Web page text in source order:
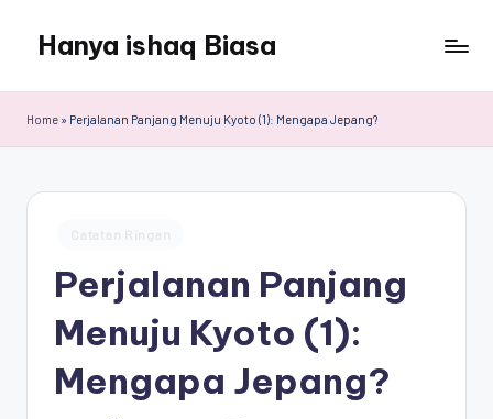
content
Hanya ishaq Biasa
Humas
Center
Peace,
Home » Perjalanan Panjang Menuju Kyoto (1): Mengapa Jepang?
Perjalanan Panjang
Menuju Kyoto (1):
Mengapa Jepang?